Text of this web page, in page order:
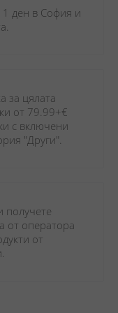
1 ден в София и
за цялата
с включени
"Други".
получете
от оператора
от